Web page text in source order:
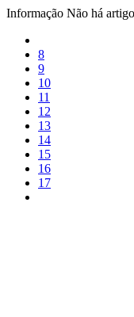
Informação Não há
8
9
10
11
12
13
14
15
16
17